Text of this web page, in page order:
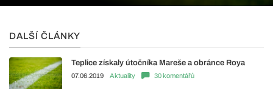
DALŠÍ ČLÁNKY
Teplice získaly útočníka Mareše a obránce Roya
07.06.2019 Aktuality 30 komentářů